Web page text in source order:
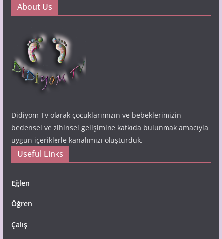
About Us
Didiyom Tv olarak çocuklarımızın ve bebeklerimizin
bedensel ve zihinsel gelişimine katkıda bulunmak amacıyla
uygun içeriklerle kanalımızı oluşturduk.
Useful Links
Eğlen
Öğren
Çalış